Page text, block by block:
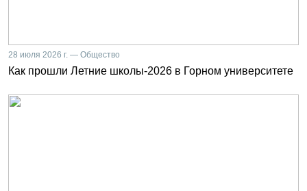
28 июля 2026 г. — Общество
Как прошли Летние школы-2026 в Горном университете